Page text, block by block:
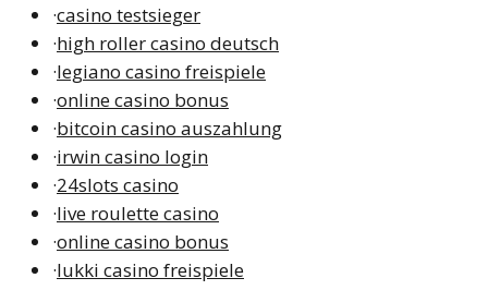
·casino testsieger
·high roller casino deutsch
·legiano casino freispiele
·online casino bonus
·bitcoin casino auszahlung
·irwin casino login
·24slots casino
·live roulette casino
·online casino bonus
·lukki casino freispiele